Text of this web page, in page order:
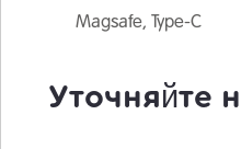
Уточняйте
Magsafe, Type-C